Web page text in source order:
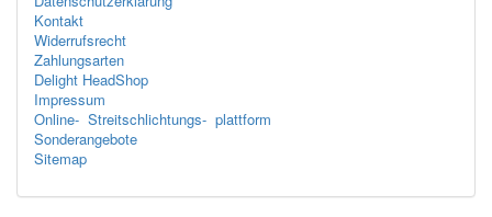
Kontakt
Widerrufsrecht
Zahlungsarten
Delight HeadShop
Impressum
Online- Streitschlichtungs- plattform
Sonderangebote
Sitemap